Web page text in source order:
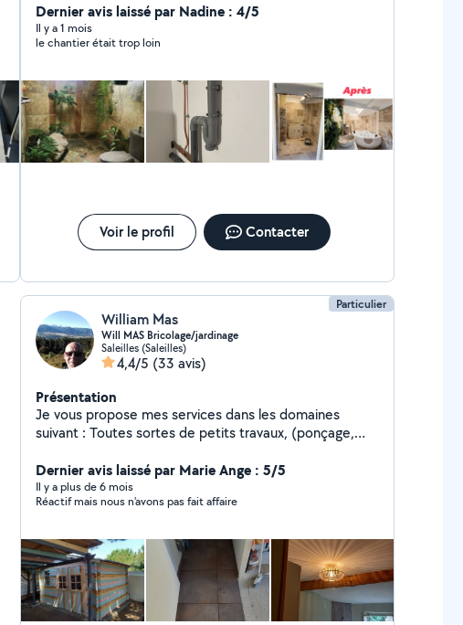
Dernier avis laissé par Nadine : 4/5
Il y a 1 mois
le chantier était trop loin
Voir le profil Contacter
Particulier
William Mas
Will MAS Bricolage/jardinage
Saleilles (Saleilles)
4,4/5 (33 avis)
Présentation
Je vous propose mes services dans les domaines
suivant : Toutes sortes de petits travaux, (ponçage,
Jardinage. Je fabrique aussi des meubles en palettes.
Dernier avis laissé par Marie Ange : 5/5
Il y a plus de 6 mois
Réactif mais nous n'avons pas fait affaire